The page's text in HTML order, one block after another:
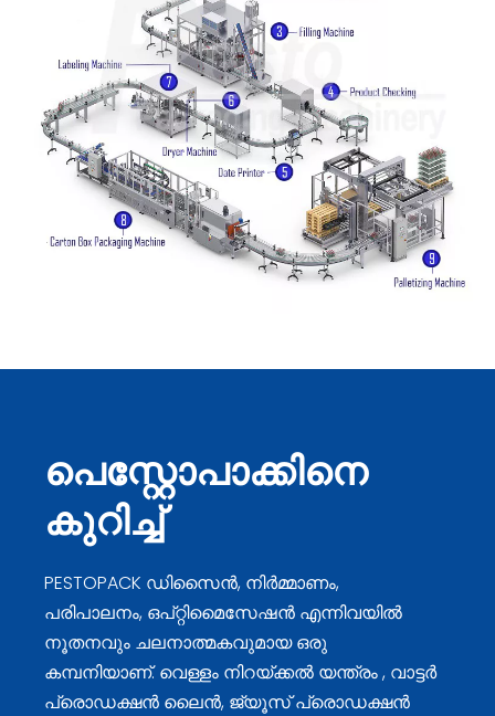
പെസ്റ്റോപാക്കിനെ
കുറിച്ച്
PESTOPACK ഡിസൈൻ, നിർമ്മാണം,
പരിപാലനം, ഒപ്റ്റിമൈസേഷൻ എന്നിവയിൽ
നൂതനവും ചലനാത്മകവുമായ ഒരു
കമ്പനിയാണ്.വെള്ളം നിറയ്ക്കൽ യന്ത്രം, വാട്ടർ
പ്രൊഡക്ഷൻ ലൈൻ, ജ്യൂസ് പ്രൊഡക്ഷൻ